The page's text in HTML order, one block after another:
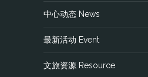
中心动态 News
最新活动 Event
文旅资源 Resource